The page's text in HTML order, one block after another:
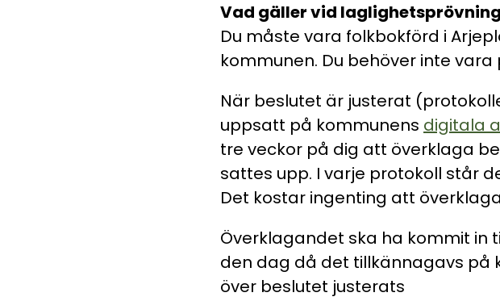
Vad gäller vid
Du måste vara folkbokförd i
kommunen. Du behöver inte
När beslutet är justerat
uppsatt på kommunens digitala
tre veckor på dig att överklaga
sattes upp. I varje protokoll står
Det kostar ingenting att
Överklagandet ska ha kommit in
den dag då det tillkännagavs
över beslutet justerats